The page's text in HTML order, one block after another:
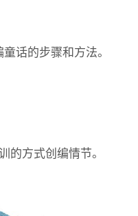
话的步骤和方法。
的方式创编情节。